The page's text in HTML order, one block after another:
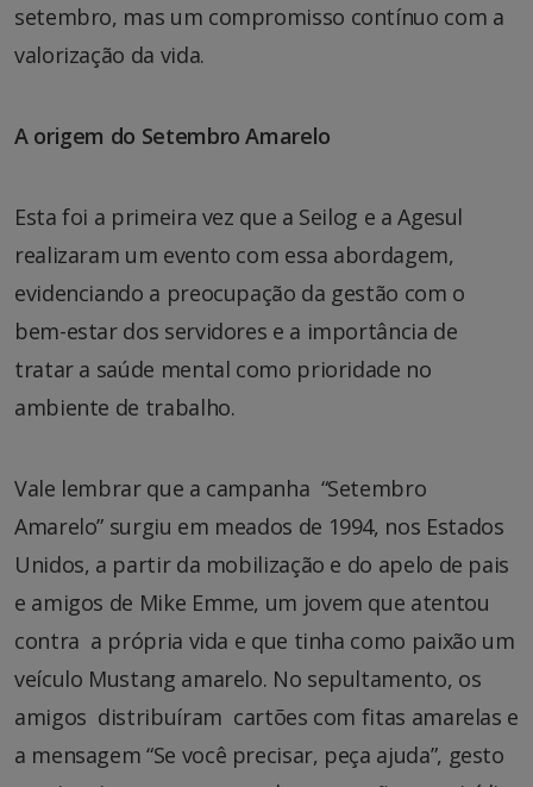
setembro, mas um compromisso contínuo com a
valorização da vida.
A origem do Setembro Amarelo
Esta foi a primeira vez que a Seilog e a Agesul
realizaram um evento com essa abordagem,
evidenciando a preocupação da gestão com o
bem-estar dos servidores e a importância de
tratar a saúde mental como prioridade no
ambiente de trabalho.
Vale lembrar que a campanha “Setembro
Amarelo” surgiu em meados de 1994, nos Estados
Unidos, a partir da mobilização e do apelo de pais
e amigos de Mike Emme, um jovem que atentou
contra a própria vida e que tinha como paixão um
veículo Mustang amarelo. No sepultamento, os
amigos distribuíram cartões com fitas amarelas e
a mensagem “Se você precisar, peça ajuda”, gesto